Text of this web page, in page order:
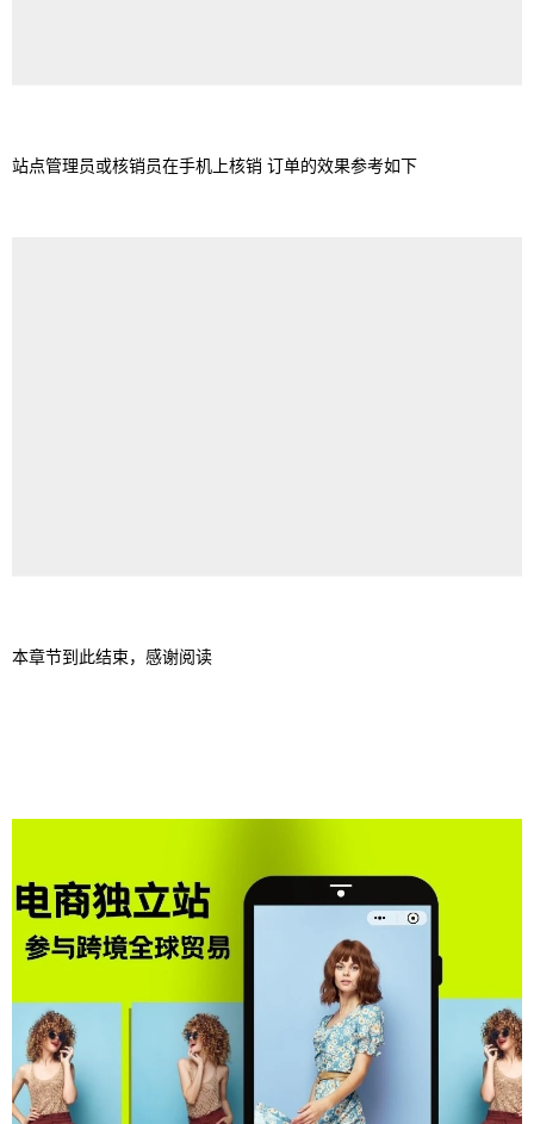
站点管理员或核销员在手机上核销 订单的效果参考如下
本章节到此结束，感谢阅读